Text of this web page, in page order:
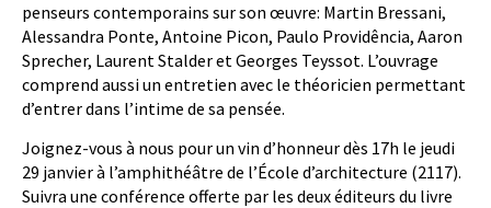
penseurs contemporains sur son œuvre: Martin Bressani,
Alessandra Ponte, Antoine Picon, Paulo Providência, Aaron
Sprecher, Laurent Stalder et Georges Teyssot. L’ouvrage
comprend aussi un entretien avec le théoricien permettant
d’entrer dans l’intime de sa pensée.
Joignez-vous à nous pour un vin d’honneur dès 17h le jeudi
29 janvier à l’amphithéâtre de l’École d’architecture (2117).
Suivra une conférence offerte par les deux éditeurs du livre